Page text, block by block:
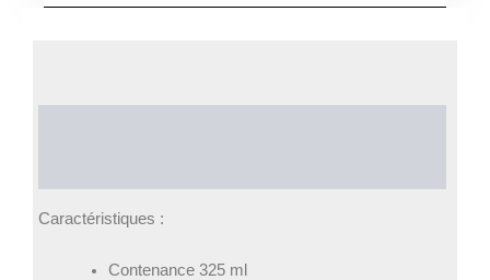
personnalisé
Caractéristiques :
Contenance 325 ml